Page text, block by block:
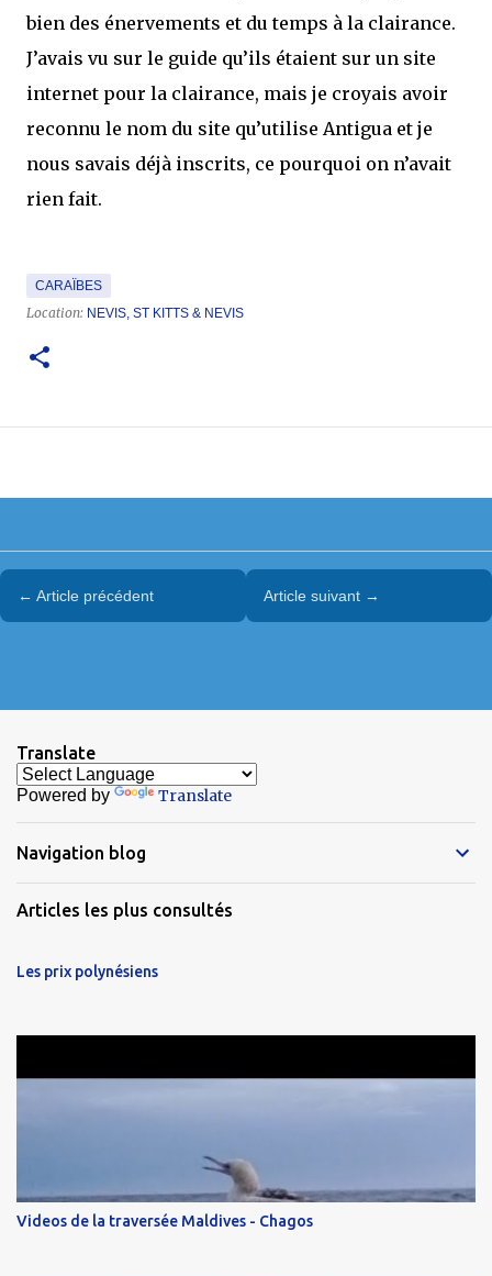
bien des énervements et du temps à la clairance.
J’avais vu sur le guide qu’ils étaient sur un site
internet pour la clairance, mais je croyais avoir
reconnu le nom du site qu’utilise Antigua et je
nous savais déjà inscrits, ce pourquoi on n’avait
rien fait.
CARAÏBES
Location: NEVIS, ST KITTS & NEVIS
← Article précédent Article suivant →
Translate
Powered by Translate
Navigation blog
Articles les plus consultés
Les prix polynésiens
Videos de la traversée Maldives - Chagos